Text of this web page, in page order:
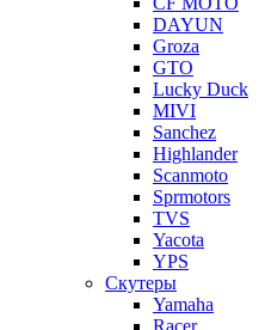
DAYUN
Groza
GTO
Lucky Duck
MIVI
Sanchez
Highlander
Scanmoto
Sprmotors
TVS
Yacota
YPS
Скутеры
Yamaha
Racer